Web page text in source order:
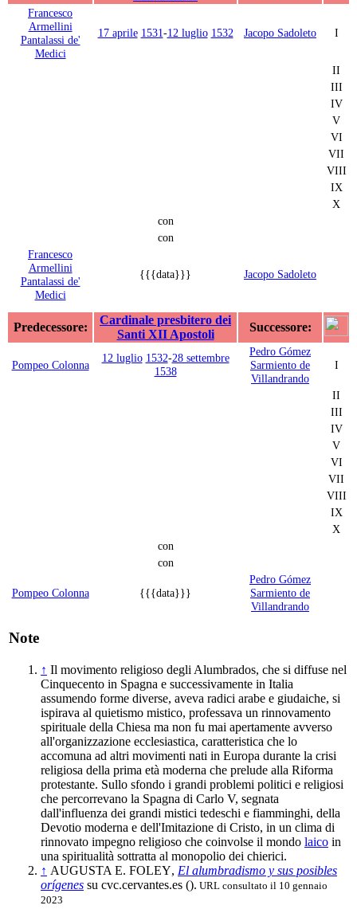
Francesco
Armellini
Pantalassi de'
Medici
17 aprile 1531-12 luglio 1532 Jacopo Sadoleto I
II
III
IV
V
VI
VII
VIII
IX
X
con
con
Francesco
Armellini
Pantalassi de'
Medici
{{{data}}} Jacopo Sadoleto
Predecessore:
Cardinale presbitero dei
Santi XII Apostoli
Successore:
Pompeo Colonna
12 luglio 1532-28 settembre
1538
Pedro Gómez
Sarmiento de
Villandrando
I
II
III
IV
V
VI
VII
VIII
IX
X
con
con
Pompeo Colonna {{{data}}}
Pedro Gómez
Sarmiento de
Villandrando
Note
↑ Il movimento religioso degli Alumbrados, che si diffuse nel
Cinquecento in Spagna e successivamente in Italia
assumendo forme diverse, aveva radici arabe e giudaiche, si
ispirava al quietismo mistico, professava un rinnovamento
spirituale della Chiesa ma non fu mai apertamente avverso
all'organizzazione ecclesiastica, caratteristica che lo
accomuna ad altri movimenti nati in Europa durante la crisi
religiosa della prima età moderna che prelude alla Riforma
protestante. Sullo sfondo i grandi problemi politici e religiosi
che percorrevano la Spagna di Carlo V, segnata
dall'influenza dei grandi mistici tedeschi e fiamminghi, della
Devotio moderna e dell'Imitazione di Cristo, in un clima di
rinnovato impegno religioso che coinvolse il mondo laico in
una spiritualità sottratta al monopolio dei chierici.
↑ AUGUSTA E. FOLEY, El alumbradismo y sus posibles
orígenes su cvc.cervantes.es (). URL consultato il 10 gennaio
2023